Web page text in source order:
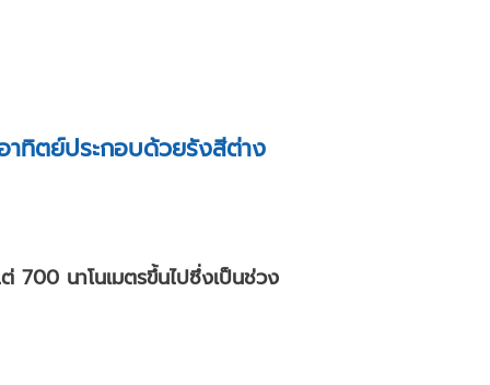
ทิตย์ประกอบด้วยรังสีต่าง
นาโนเมตรขึ้นไปซึ่งเป็นช่วง